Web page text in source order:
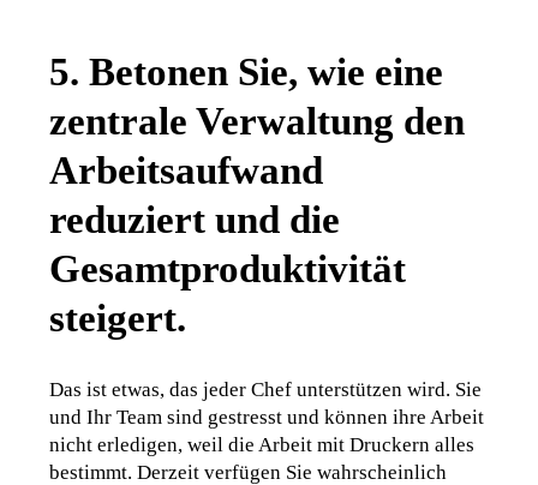
5. Betonen Sie, wie eine
zentrale Verwaltung den
Arbeitsaufwand
reduziert und die
Gesamtproduktivität
steigert.
Das ist etwas, das jeder Chef unterstützen wird. Sie
und Ihr Team sind gestresst und können ihre Arbeit
nicht erledigen, weil die Arbeit mit Druckern alles
bestimmt. Derzeit verfügen Sie wahrscheinlich